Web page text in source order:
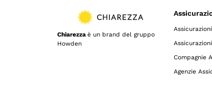
Chiarezza è un brand del gruppo
Howden
Compagnie
Agenzie